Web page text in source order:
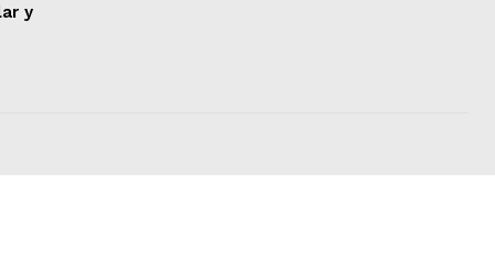
y